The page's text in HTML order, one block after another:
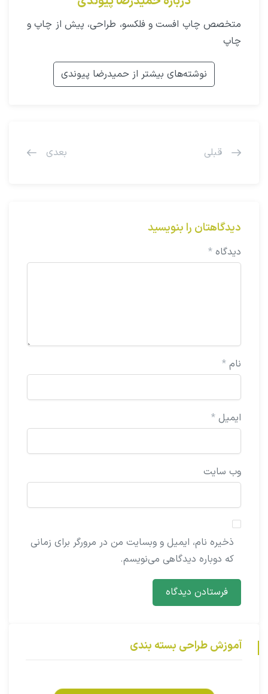
متخصص چاپ افست و فلکسو، طراحی، پیش از چاپ و
چاپ
نوشته‌های بیشتر از حمیدرضا پیوندی
قبلی بعدی
دیدگاهتان را بنویسید
دیدگاه *
نام *
ایمیل *
وب‌ سایت
ذخیره نام، ایمیل و وبسایت من در مرورگر برای زمانی
که دوباره دیدگاهی می‌نویسم.
آموزش طراحی بسته بندی